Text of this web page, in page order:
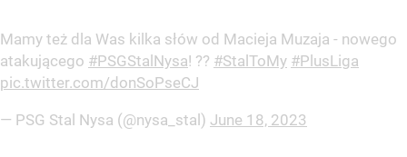
Mamy też dla Was kilka słów od Macieja Muzaja - nowego
atakującego #PSGStalNysa! ?? #StalToMy #PlusLiga
pic.twitter.com/donSoPseCJ
— PSG Stal Nysa (@nysa_stal) June 18, 2023